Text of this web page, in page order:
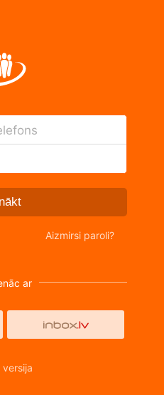
Aizmirsi paroli?
ar
versija